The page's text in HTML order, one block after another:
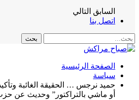
السابق التالي
اتصل بنا
الصفحة الرئيسية
سياسة
حميد نرجس … الحقيقة الغائبة
أو ماشي بالتراكتور” وحديث عن